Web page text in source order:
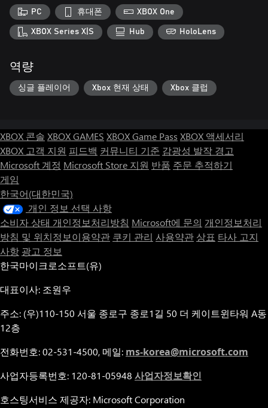
the form of video games, animation, comics, and related
products! Get more information about how to purchase our
products at our official website:
https://www.BreakthroughGaming.com
Basketball - Breakthrough Gaming Arcade © 2022-2026 Myron
Kevan Tynes Jr. / Breakthrough Gaming LLC. All Rights Reserved.
PC 휴대폰 XBOX One
XBOX Series X|S Hub HoloLens
역량
싱글 플레이어 Xbox 현재 상태 Xbox 클럽
XBOX 콘솔 XBOX GAMES XBOX Game Pass XBOX 액세서리
XBOX 고객 지원 피드백 커뮤니티 기준 감광성 발작 경고
Microsoft 계정 Microsoft Store 지원 반품 주문 추적하기
게임
한국어(대한민국)
개인 정보 선택 사항
소비자 상태 개인정보처리방침 Microsoft에 문의 개인정보처리
방침 및 위치정보이용약관 쿠키 관리 사용약관 상표 타사 고지
사항 광고 정보
한국마이크로소프트(유)
대표이사: 조원우
주소: (우)110-150 서울 종로구 종로1길 50 더 케이트윈타워 A동
12층
전화번호: 02-531-4500, 메일: ms-korea@microsoft.com
사업자등록번호: 120-81-05948 사업자정보확인
호스팅서비스 제공자: Microsoft Corporation